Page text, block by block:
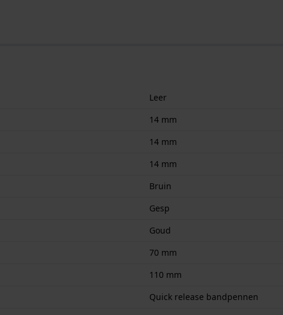
Leer
14 mm
14 mm
14 mm
Bruin
Gesp
Goud
70 mm
110 mm
Quick release bandpennen